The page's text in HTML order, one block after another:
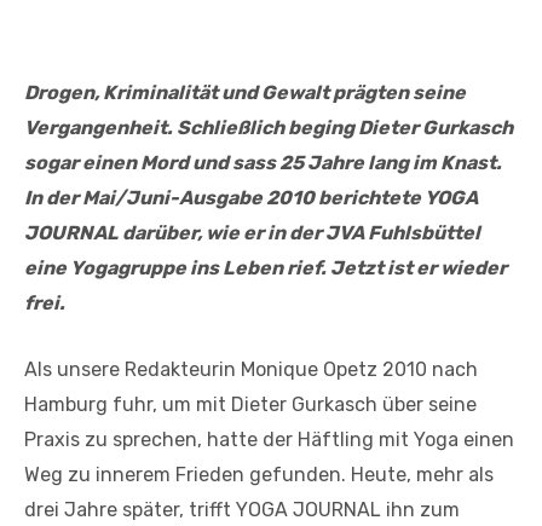
Drogen, Kriminalität und Gewalt prägten seine
Vergangenheit. Schließlich beging Dieter Gurkasch
sogar einen Mord und sass 25 Jahre lang im Knast.
In der Mai/Juni-Ausgabe 2010 berichtete YOGA
JOURNAL darüber, wie er in der JVA Fuhlsbüttel
eine Yogagruppe ins Leben rief. Jetzt ist er wieder
frei.
Als unsere Redakteurin Monique Opetz 2010 nach
Hamburg fuhr, um mit Dieter Gurkasch über seine
Praxis zu sprechen, hatte der Häftling mit Yoga einen
Weg zu innerem Frieden gefunden. Heute, mehr als
drei Jahre später, trifft YOGA JOURNAL ihn zum